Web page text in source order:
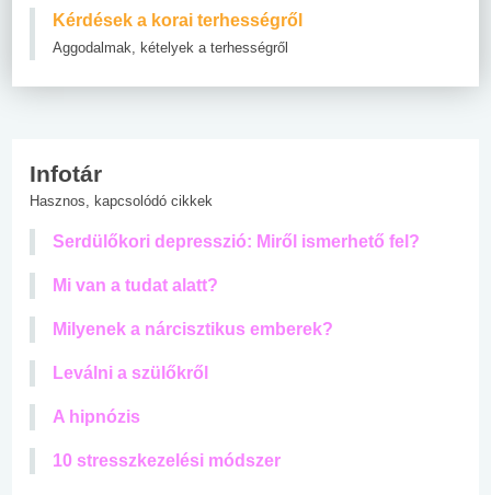
Kérdések a korai terhességről
Aggodalmak, kételyek a terhességről
Infotár
Hasznos, kapcsolódó cikkek
Serdülőkori depresszió: Miről ismerhető fel?
Mi van a tudat alatt?
Milyenek a nárcisztikus emberek?
Leválni a szülőkről
A hipnózis
10 stresszkezelési módszer